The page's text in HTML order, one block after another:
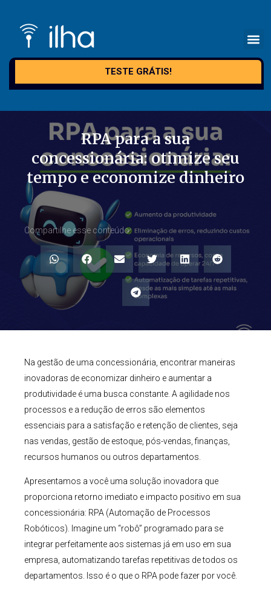
TESTE GRÁTIS!
RPA para a sua
concessionária: otimize seu
tempo e economize dinheiro
Compartilhe esse conteúdo:
Na gestão de uma concessionária, encontrar maneiras
inovadoras de economizar dinheiro e aumentar a
produtividade é uma busca constante. A agilidade nos
processos e a redução de erros são elementos
essenciais para a satisfação e retenção de clientes, seja
nas vendas, gestão de estoque, pós-vendas, finanças,
recursos humanos ou outros departamentos.
Apresentamos a você uma solução inovadora que
proporciona retorno imediato e impacto positivo em sua
concessionária: RPA (Automação de Processos
Robóticos). Imagine um “robô” programado para se
integrar perfeitamente aos sistemas já em uso em sua
empresa, automatizando tarefas repetitivas de todos os
departamentos. Isso é o que o RPA pode fazer por você.